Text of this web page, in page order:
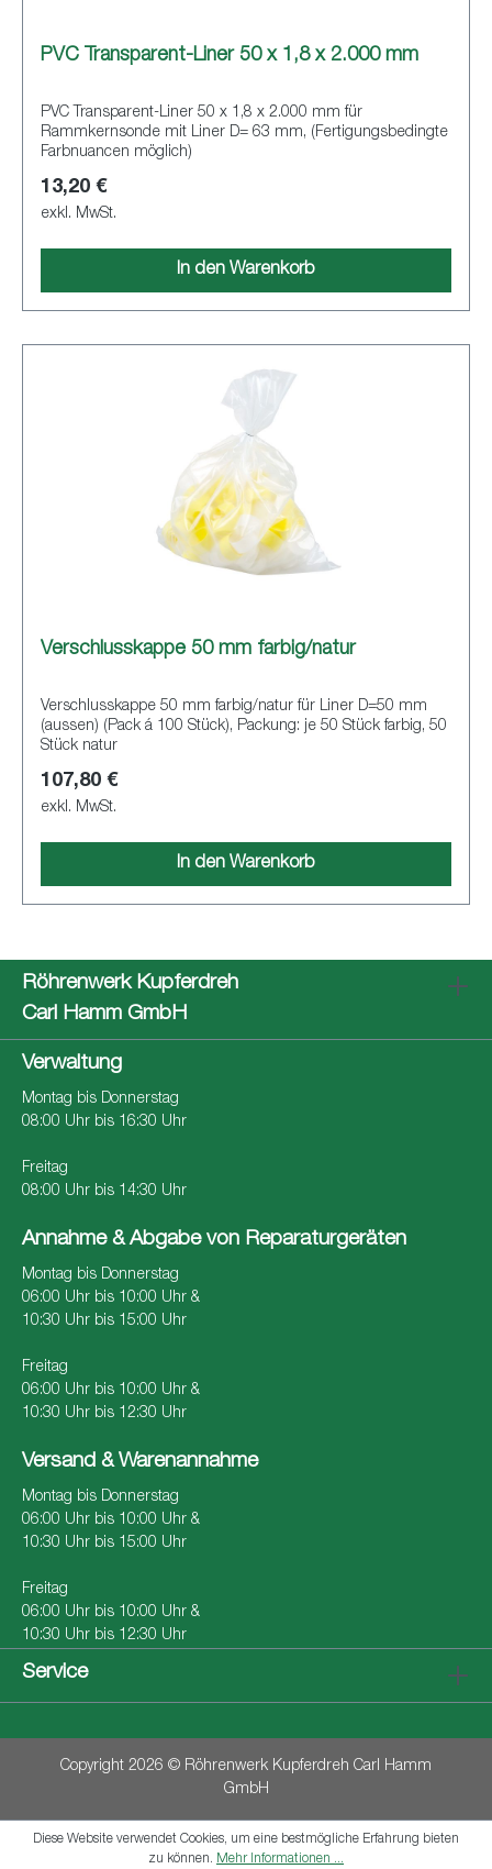
PVC Transparent-Liner 50 x 1,8 x 2.000 mm
PVC Transparent-Liner 50 x 1,8 x 2.000 mm für
Rammkernsonde mit Liner D= 63 mm, (Fertigungsbedingte
Farbnuancen möglich)
13,20 €
exkl. MwSt.
In den Warenkorb
Verschlusskappe 50 mm farbig/natur
Verschlusskappe 50 mm farbig/natur für Liner D=50 mm
(aussen) (Pack á 100 Stück), Packung: je 50 Stück farbig, 50
Stück natur
107,80 €
exkl. MwSt.
In den Warenkorb
Röhrenwerk Kupferdreh
Carl Hamm GmbH
Verwaltung
Montag bis Donnerstag
08:00 Uhr bis 16:30 Uhr
Freitag
08:00 Uhr bis 14:30 Uhr
Annahme & Abgabe von Reparaturgeräten
Montag bis Donnerstag
06:00 Uhr bis 10:00 Uhr &
10:30 Uhr bis 15:00 Uhr
Freitag
06:00 Uhr bis 10:00 Uhr &
10:30 Uhr bis 12:30 Uhr
Versand & Warenannahme
Montag bis Donnerstag
06:00 Uhr bis 10:00 Uhr &
10:30 Uhr bis 15:00 Uhr
Freitag
06:00 Uhr bis 10:00 Uhr &
10:30 Uhr bis 12:30 Uhr
Service
Copyright 2026 © Röhrenwerk Kupferdreh Carl Hamm
GmbH
Diese Website verwendet Cookies, um eine bestmögliche Erfahrung bieten
zu können. Mehr Informationen ...